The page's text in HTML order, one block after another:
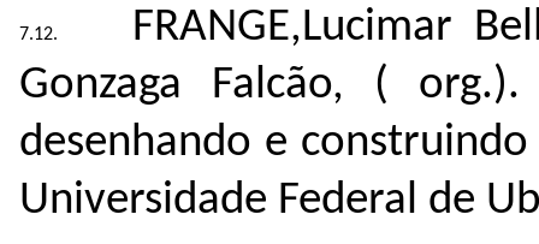
FRANGE,Lucimar
Gonzaga Falcão, (
desenhando e
Universidade Federal de